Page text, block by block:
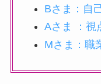
Bさま：自
Aさま ：視
Mさま：職